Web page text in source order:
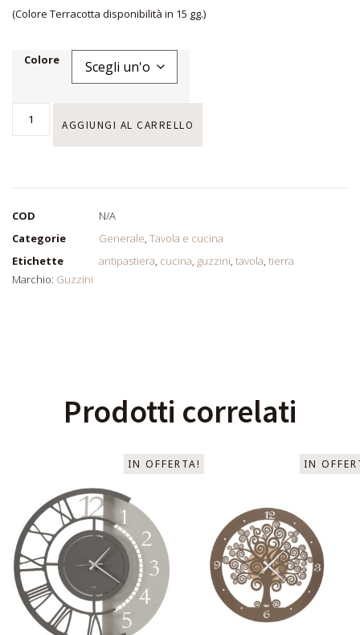
(Colore Terracotta disponibilità in 15 gg.)
Colore
AGGIUNGI AL CARRELLO
COD
N/A
Categorie
Generale, Tavola e cucina
Etichette
antipastiera, cucina, guzzini, tavola, tierra
Marchio: Guzzini
Prodotti correlati
IN OFFERTA! IN